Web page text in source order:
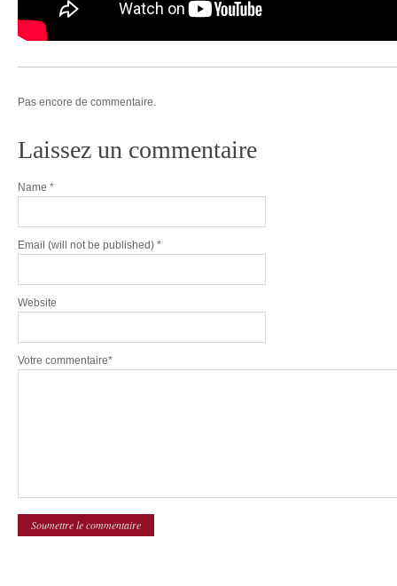
Pas encore de commentaire.
Laissez un commentaire
Name *
Email (will not be published) *
Website
Votre commentaire*